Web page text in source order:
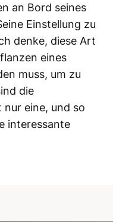
an Bord seines
Einstellung zu
denke, diese Art
eines
muss, um zu
die
nur eine, und so
interessante